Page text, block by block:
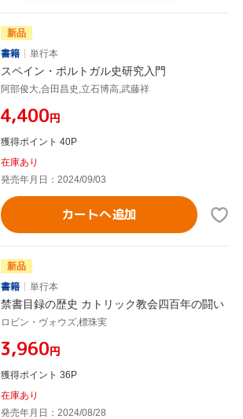
新品
書籍
単行本
スペイン・ポルトガル史研究入門
阿部俊大,合田昌史,立石博高,武藤祥
¥4,400円
獲得ポイント 40P
在庫あり
発売年月日：2024/09/03
カートへ追加
新品
書籍
単行本
禁書目録の歴史 カトリック教会四百年の闘い
ロビン・ヴォウズ,標珠実
¥3,960円
獲得ポイント 36P
在庫あり
発売年月日：2024/08/28